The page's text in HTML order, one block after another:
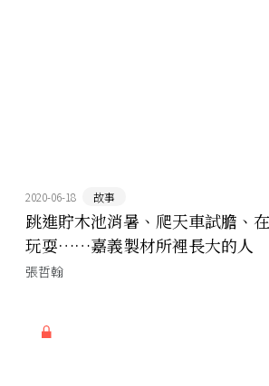
2020-06-18 故事
跳進貯木池消暑、爬天車試膽、
玩耍……嘉義製材所裡長大的人
張哲翰